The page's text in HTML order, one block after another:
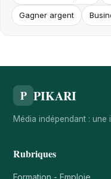
Gagner argent
P PIKARI
Média indépendant :
Rubriques
Formation - Emploie